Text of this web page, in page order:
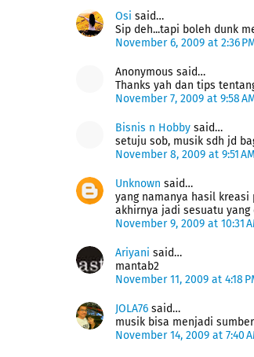
Osi said…
Sip deh...tapi boleh dunk
November 6, 2009 at 2:36
Anonymous said…
Thanks yah dan tips
November 7, 2009 at 9:58
Bisnis n Hobby said…
setuju sob, musik sdh jd
November 8, 2009 at 9:51 AM
Unknown said…
yang namanya hasil
akhirnya jadi sesuatu yang
November 9, 2009 at 10:31
Ariyani said…
mantab2
November 11, 2009 at 4:18
JOLA76 said…
musik bisa menjadi
November 14, 2009 at 7:40